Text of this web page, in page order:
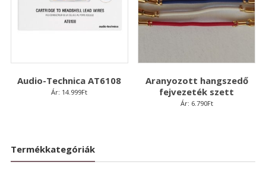
Audio-Technica AT6108
Ár: 14.999Ft
Aranyozott hangszedő
fejvezeték szett
Ár: 6.790Ft
Termékkategóriák